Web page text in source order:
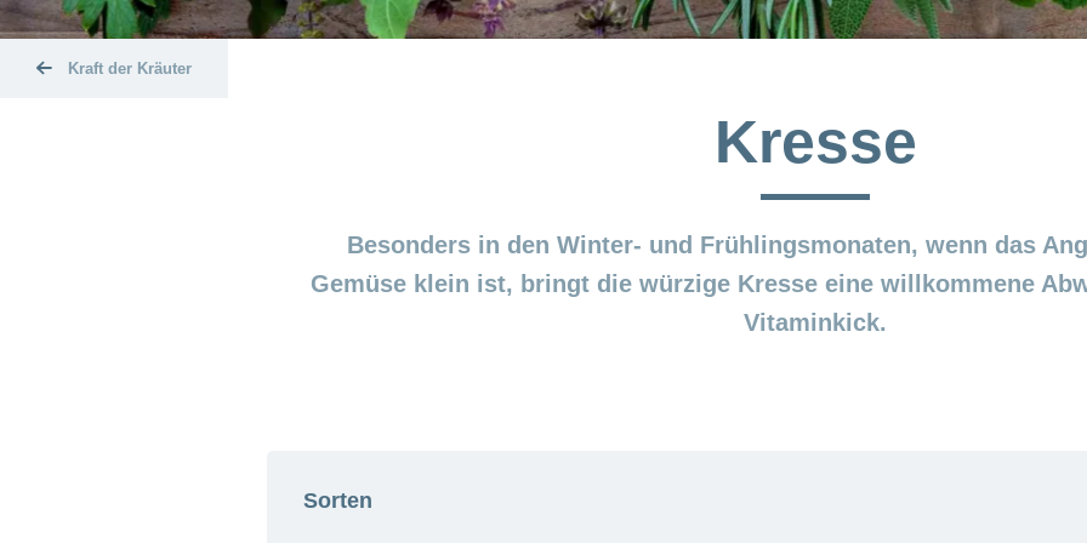
Kraft der Kräuter
Kresse
Besonders in den Winter- und Frühlingsmonaten, wenn das
Gemüse klein ist, bringt die würzige Kresse eine willkommene
Vitaminkick.
Sorten